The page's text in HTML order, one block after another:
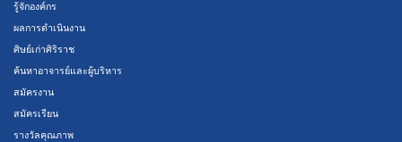
รู้จักองค์กร
ผลการดำเนินงาน
ศิษย์เก่าศิริราช
ค้นหาอาจารย์และผู้บริหาร
สมัครงาน
สมัครเรียน
รางวัลคุณภาพ